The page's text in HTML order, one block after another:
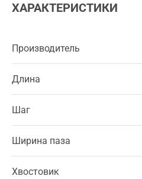
ХАРАКТЕРИСТИКИ
Производитель
Длина
Шаг
Ширина паза
Хвостовик